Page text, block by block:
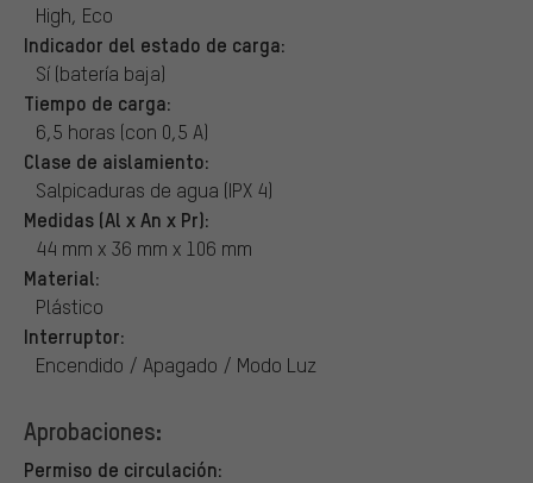
High, Eco
Indicador del estado de carga:
Sí (batería baja)
Tiempo de carga:
6,5 horas (con 0,5 A)
Clase de aislamiento:
Salpicaduras de agua (IPX 4)
Medidas (Al x An x Pr):
44 mm x 36 mm x 106 mm
Material:
Plástico
Interruptor:
Encendido / Apagado / Modo Luz
Aprobaciones:
Permiso de circulación: